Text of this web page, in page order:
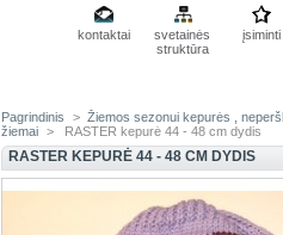
kontaktai
svetainės
struktūra
įsiminti
Pagrindinis > Žiemos sezonui kepurės ,
žiemai > RASTER kepurė 44 - 48 cm dydis
RASTER KEPURĖ 44 - 48 CM DYDIS